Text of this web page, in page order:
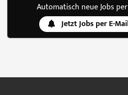
Automatisch neue Jobs
Jetzt Jobs per E-